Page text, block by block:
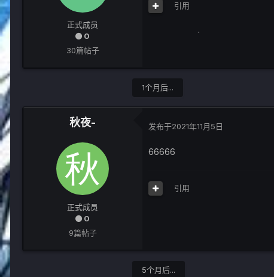
正式成员
0
30篇帖子
引用
1个月后...
秋夜-
正式成员
0
9篇帖子
发布于2021年11月5日
66666
引用
5个月后...